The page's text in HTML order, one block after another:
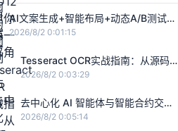
AI文案生成+智能布局+动态A/B测试：
打造转化率提升2.8倍的H5智能设计闭
环，限免内测通道今日关闭
2026/8/2 0:01:15
Tesseract OCR实战指南：从源码编
译到生产部署的完整解决方案
2026/8/2 0:03:29
去中心化 AI 智能体与智能合约交
互：基于 Rust Solana Anchor 框架
2026/8/2 0:05:14